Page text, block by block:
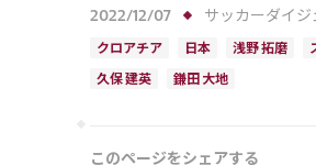
2022/12/07 サッカーダイ
クロアチア 日本 浅野 拓磨
久保 建英 鎌田 大地